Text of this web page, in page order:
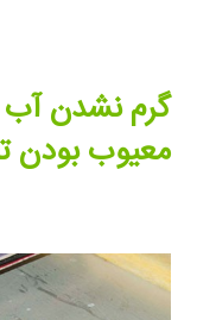
گرم نشدن
معیوب بودن